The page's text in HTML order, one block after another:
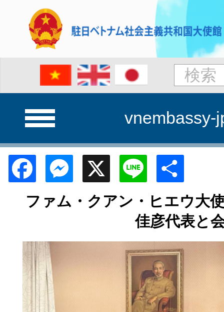
vnembassy-
FacebookMessenger
X Line
ファム・クアン・ヒエウ大
佳彦代表と